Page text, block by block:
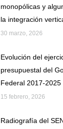
monopólicas y
la integración
30 marzo, 2026
Evolución del
presupuestal del
Federal 2017-2025
15 febrero, 2026
Radiografía del